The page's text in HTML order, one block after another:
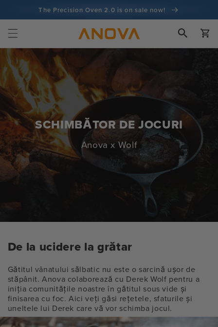
conținutThe Precision Oven 2.0 is on sale now!
100 de zile garanție de returnare a banilor
100+ milioane de bucătari și numărătoarea continuă
Cart
SCHIMBĂTOR DE JOCURI
Anova x Wolf
De la ucidere la grătar
Gătitul vânatului sălbatic nu este o sarcină ușor de
stăpânit. Anova colaborează cu Derek Wolf pentru a
iniția comunitățile noastre în gătitul sous vide și
finisarea cu foc. Aici veți găsi rețetele, sfaturile și
uneltele lui Derek care vă vor schimba jocul.